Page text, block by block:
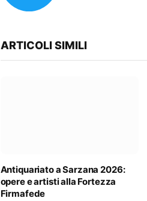
ARTICOLI SIMILI
Antiquariato a Sarzana 2026:
opere e artisti alla Fortezza
Firmafede